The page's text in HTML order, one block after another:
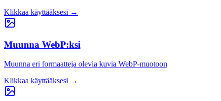
Klikkaa käyttääksesi →
Muunna WebP:ksi
Muunna eri formaatteja olevia kuvia WebP-muotoon
Klikkaa käyttääksesi →